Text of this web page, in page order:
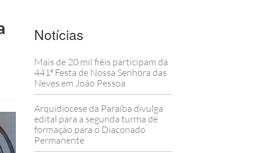
Notícias
Mais de 20 mil fiéis participam da
441ª Festa de Nossa Senhora das
Neves em João Pessoa
Arquidiocese da Paraíba divulga
edital para a segunda turma de
formação para o Diaconado
Permanente